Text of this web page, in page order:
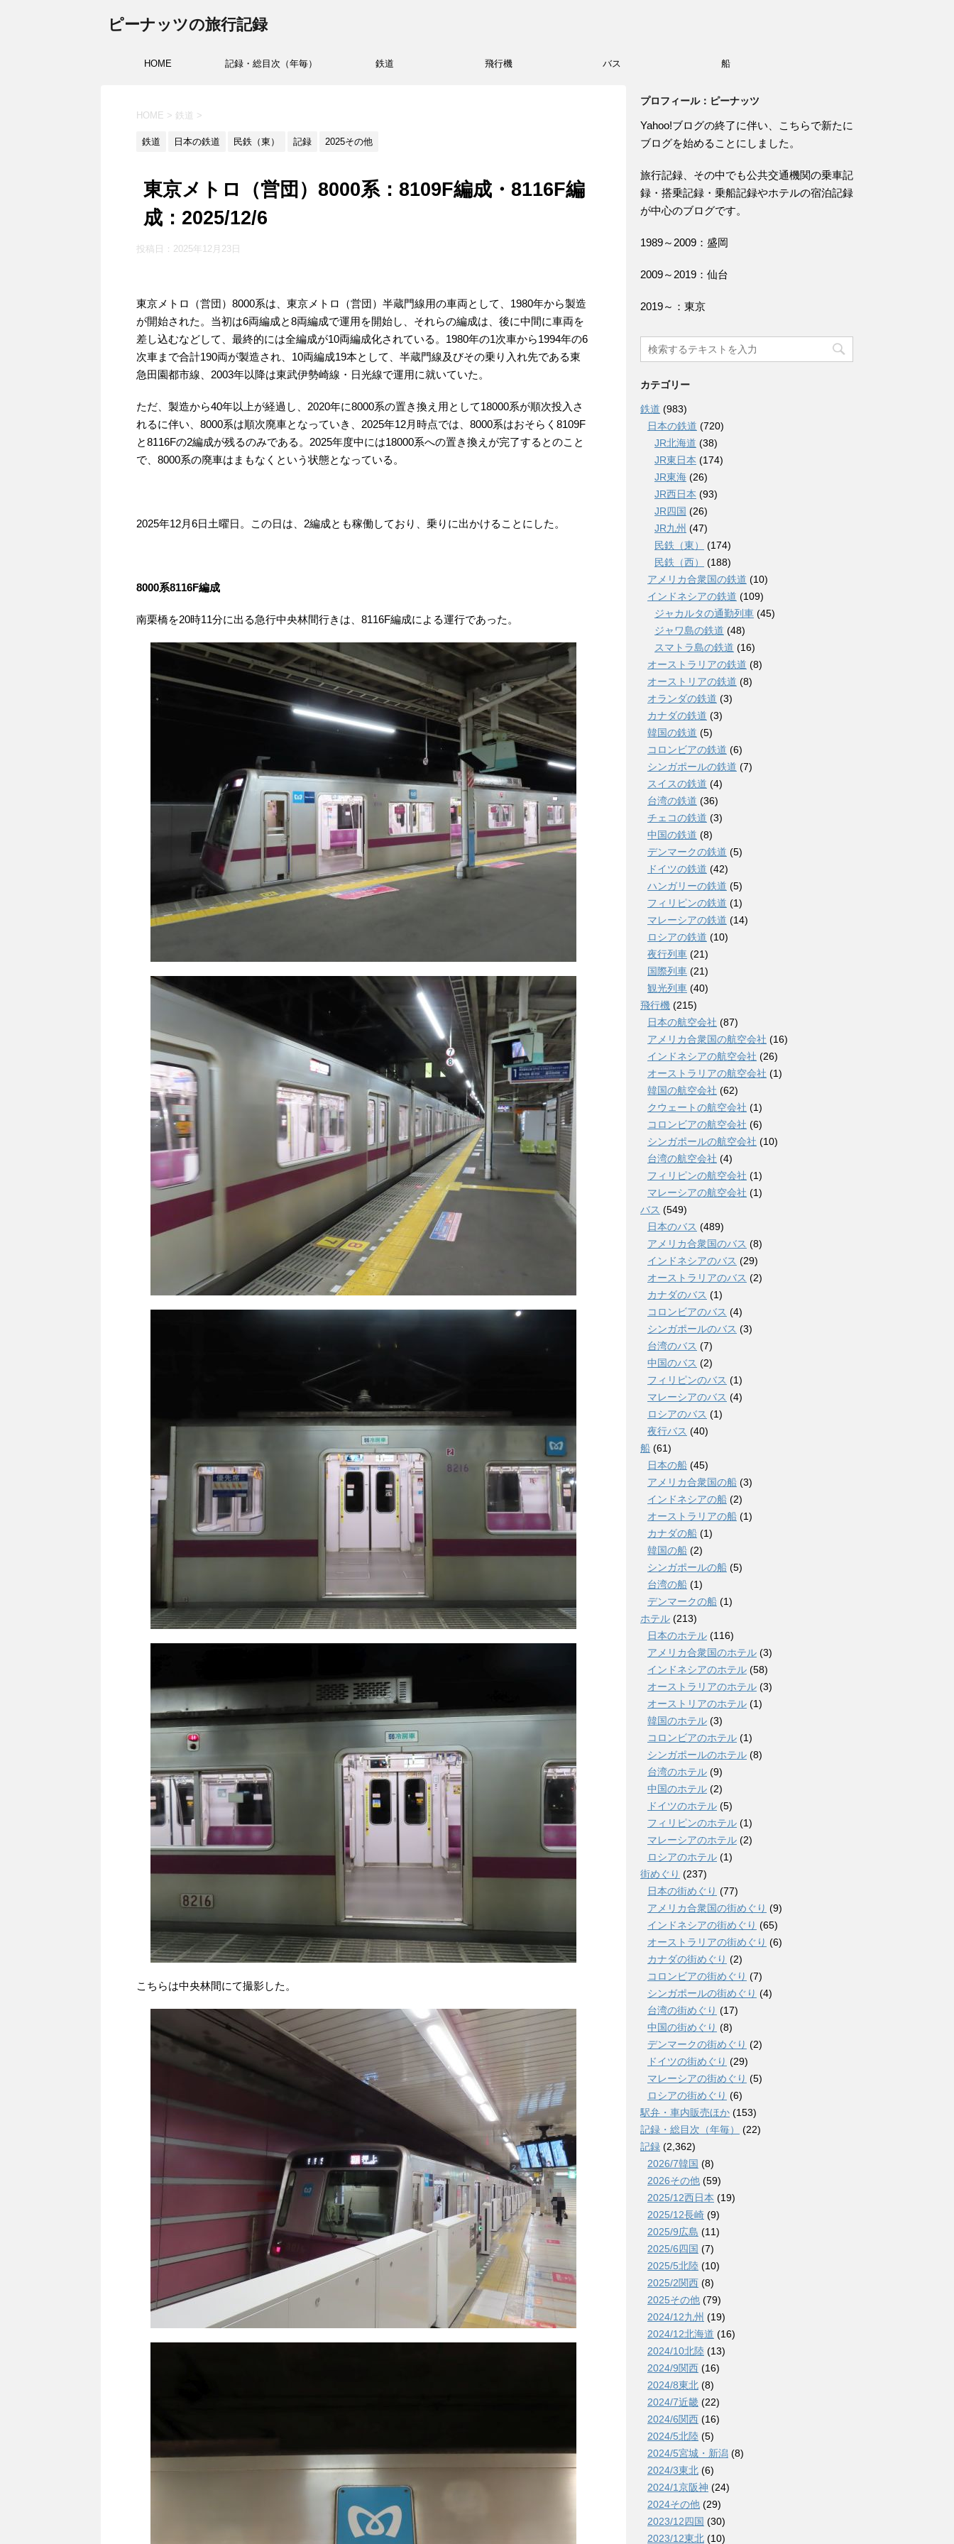
ピーナッツの旅行記録
HOME 記録・総目次（年毎） 鉄道 飛行機 バス 船
HOME > 鉄道 >
鉄道 日本の鉄道 民鉄（東） 記録 2025その他
東京メトロ（営団）8000系：8109F編成・8116F編
成：2025/12/6
投稿日：2025年12月23日
東京メトロ（営団）8000系は、東京メトロ（営団）半蔵門線用の車両として、1980年から製造
が開始された。当初は6両編成と8両編成で運用を開始し、それらの編成は、後に中間に車両を
差し込むなどして、最終的には全編成が10両編成化されている。1980年の1次車から1994年の6
次車まで合計190両が製造され、10両編成19本として、半蔵門線及びその乗り入れ先である東
急田園都市線、2003年以降は東武伊勢崎線・日光線で運用に就いていた。
ただ、製造から40年以上が経過し、2020年に8000系の置き換え用として18000系が順次投入さ
れるに伴い、8000系は順次廃車となっていき、2025年12月時点では、8000系はおそらく8109F
と8116Fの2編成が残るのみである。2025年度中には18000系への置き換えが完了するとのこと
で、8000系の廃車はまもなくという状態となっている。
2025年12月6日土曜日。この日は、2編成とも稼働しており、乗りに出かけることにした。
8000系8116F編成
南栗橋を20時11分に出る急行中央林間行きは、8116F編成による運行であった。
こちらは中央林間にて撮影した。
プロフィール：ピーナッツ
Yahoo!ブログの終了に伴い、こちらで新たに
ブログを始めることにしました。
旅行記録、その中でも公共交通機関の乗車記
録・搭乗記録・乗船記録やホテルの宿泊記録
が中心のブログです。
1989～2009：盛岡
2009～2019：仙台
2019～：東京
カテゴリー
鉄道 (983)
日本の鉄道 (720)
JR北海道 (38)
JR東日本 (174)
JR東海 (26)
JR西日本 (93)
JR四国 (26)
JR九州 (47)
民鉄（東）
(174)
民鉄（西）
(188)
アメリカ合衆国の鉄道 (10)
インドネシアの鉄道 (109)
ジャカルタの通勤列車 (45)
ジャワ島の鉄道 (48)
スマトラ島の鉄道 (16)
オーストラリアの鉄道 (8)
オーストリアの鉄道 (8)
オランダの鉄道 (3)
カナダの鉄道 (3)
韓国の鉄道 (5)
コロンビアの鉄道 (6)
シンガポールの鉄道 (7)
スイスの鉄道 (4)
台湾の鉄道 (36)
チェコの鉄道 (3)
中国の鉄道 (8)
デンマークの鉄道 (5)
ドイツの鉄道 (42)
ハンガリーの鉄道 (5)
フィリピンの鉄道 (1)
マレーシアの鉄道 (14)
ロシアの鉄道 (10)
夜行列車 (21)
国際列車 (21)
観光列車 (40)
飛行機 (215)
日本の航空会社 (87)
アメリカ合衆国の航空会社 (16)
インドネシアの航空会社 (26)
オーストラリアの航空会社 (1)
韓国の航空会社 (62)
クウェートの航空会社 (1)
コロンビアの航空会社 (6)
シンガポールの航空会社 (10)
台湾の航空会社 (4)
フィリピンの航空会社 (1)
マレーシアの航空会社 (1)
バス (549)
日本のバス (489)
アメリカ合衆国のバス (8)
インドネシアのバス (29)
オーストラリアのバス (2)
カナダのバス (1)
コロンビアのバス (4)
シンガポールのバス (3)
台湾のバス (7)
中国のバス (2)
フィリピンのバス (1)
マレーシアのバス (4)
ロシアのバス (1)
夜行バス (40)
船 (61)
日本の船 (45)
アメリカ合衆国の船 (3)
インドネシアの船 (2)
オーストラリアの船 (1)
カナダの船 (1)
韓国の船 (2)
シンガポールの船 (5)
台湾の船 (1)
デンマークの船 (1)
ホテル (213)
日本のホテル (116)
アメリカ合衆国のホテル (3)
インドネシアのホテル (58)
オーストラリアのホテル (3)
オーストリアのホテル (1)
韓国のホテル (3)
コロンビアのホテル (1)
シンガポールのホテル (8)
台湾のホテル (9)
中国のホテル (2)
ドイツのホテル (5)
フィリピンのホテル (1)
マレーシアのホテル (2)
ロシアのホテル (1)
街めぐり (237)
日本の街めぐり (77)
アメリカ合衆国の街めぐり (9)
インドネシアの街めぐり (65)
オーストラリアの街めぐり (6)
カナダの街めぐり (2)
コロンビアの街めぐり (7)
シンガポールの街めぐり (4)
台湾の街めぐり (17)
中国の街めぐり (8)
デンマークの街めぐり (2)
ドイツの街めぐり (29)
マレーシアの街めぐり (5)
ロシアの街めぐり (6)
駅弁・車内販売ほか (153)
記録・総目次（年毎）
(22)
記録 (2,362)
2026/7韓国 (8)
2026その他 (59)
2025/12西日本 (19)
2025/12長崎 (9)
2025/9広島 (11)
2025/6四国 (7)
2025/5北陸 (10)
2025/2関西 (8)
2025その他 (79)
2024/12九州 (19)
2024/12北海道 (16)
2024/10北陸 (13)
2024/9関西 (16)
2024/8東北 (8)
2024/7近畿 (22)
2024/6関西 (16)
2024/5北陸 (5)
2024/5宮城・新潟 (8)
2024/3東北 (6)
2024/1京阪神 (24)
2024その他 (29)
2023/12四国 (30)
2023/12東北 (10)